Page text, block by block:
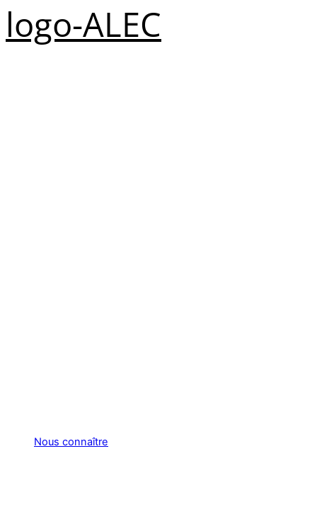
logo-ALEC
Nous connaître